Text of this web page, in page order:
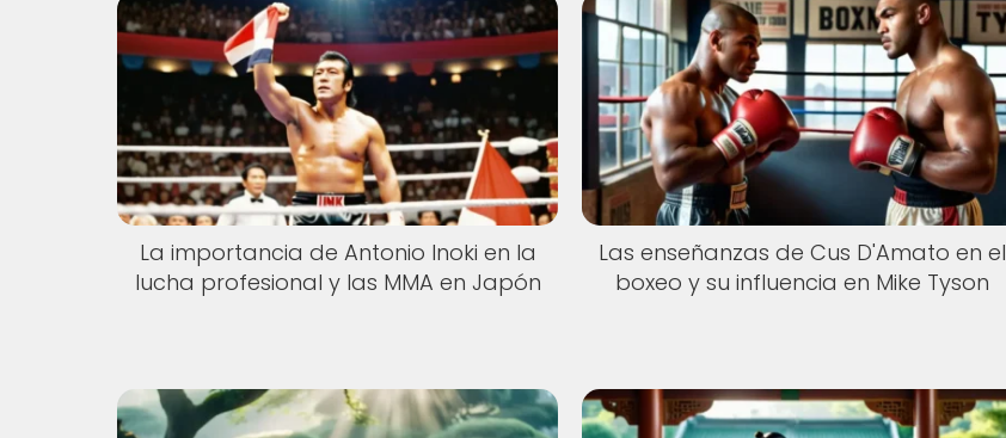
La importancia de Antonio Inoki en la
lucha profesional y las MMA en Japón
Las enseñanzas de Cus D'Amato en el
boxeo y su influencia en Mike Tyson